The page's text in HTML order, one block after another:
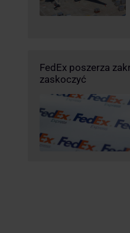
FedEx poszerza
zaskoczyć